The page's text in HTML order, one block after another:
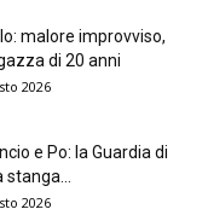
malore improvviso,
di 20 anni
2026
e Po: la Guardia di
stanga...
2026